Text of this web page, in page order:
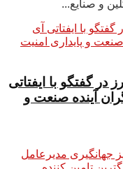
و صنایع...
در گفتگو با ایفتاتی
آینده صنعت و